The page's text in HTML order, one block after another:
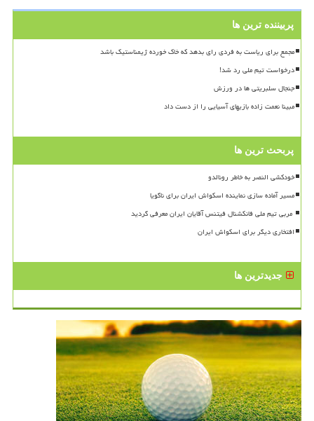
پربیننده ترین ها
مجمع برای ریاست به فردی رای بدهد که خاک خورده ژیمناستیک باشد
درخواست تیم ملی رد شد!
جنجال سلبریتی ها در ورزش
مبینا نعمت زاده بازیهای آسیایی را از دست داد
پربحث ترین ها
خودکشی النصر به خاطر رونالدو
مسیر آماده سازی نماینده اسکواش ایران برای ناگویا
افتخاری دیگر برای اسکواش ایران
جدیدترین ها